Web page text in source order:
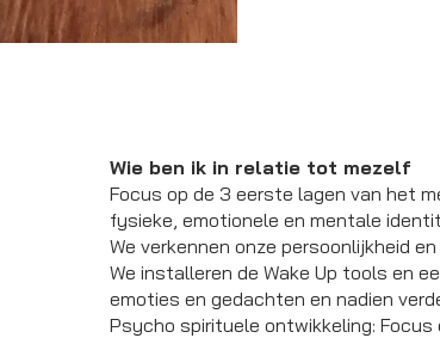
Wie ben ik in relatie tot mezelf
Focus op de 3 eerste lagen van het
fysieke, emotionele en mentale
We verkennen onze persoonlijkheid
We installeren de Wake Up tools en
emoties en gedachten en nadien
Psycho spirituele ontwikkeling: